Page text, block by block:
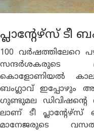
പ്ലാൻ്റേഴ്സ് ടീ
100 വർഷത്തിലേറെ
സന്ദർശകരുടെ
കൊളോണിയൽ
ബംഗ്ലാവ് ഇപ്പോഴും
ഗുണ്ടുമല ഡിവിഷൻ്റെ
ലാണ് ടീ പ്ലാൻ്റേഴ്സ്
മാനേജരുടെ